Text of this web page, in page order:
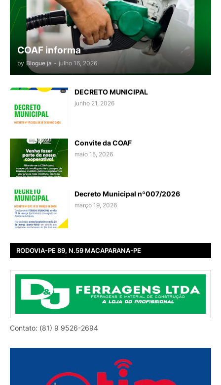
COAF informa
by Blogue ja - julho 16, 2026
DECRETO MUNICIPAL
junho 21, 2026
Convite da COAF
maio 15, 2026
Decreto Municipal nº007/2026
março 19, 2026
RODOVIA-PE 89, N.59 MACAPARANA-PE
Contato: (81) 9 9526-2694